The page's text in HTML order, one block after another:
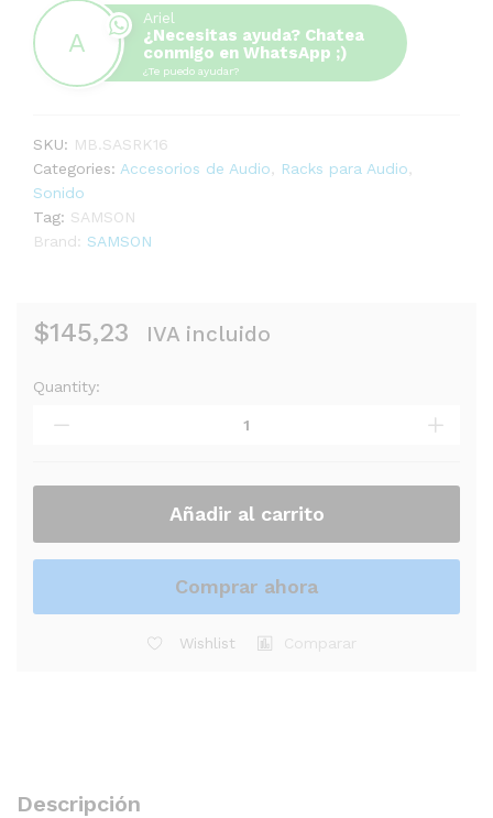
Ariel
¿Necesitas ayuda? Chatea
conmigo en WhatsApp ;)
¿Te puedo ayudar?
SKU: MB.SASRK16
Categories: Accesorios de Audio Racks para Audio
Sonido
Tag: SAMSON
Brand: SAMSON
$145,23 IVA incluido
RACK
ESPACIOS
Quantity:
Añadir al carrito
Comprar ahora
Wishlist Comparar
Descripción